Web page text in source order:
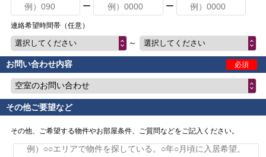
ー ー
連絡希望時間帯（任意）
選択してください ～ 選択してください
お問い合わせ内容 必須
空室のお問い合わせ
その他ご要望など
その他、ご希望する物件やお部屋条件、ご質問などをご記入ください。